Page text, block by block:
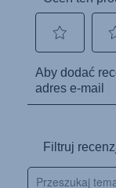
Οδηγίες
Használati
Naudojimo